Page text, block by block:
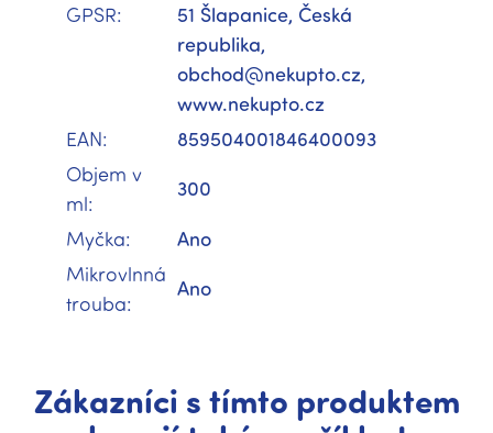
GPSR:
51 Šlapanice, Česká
republika,
obchod@nekupto.cz,
www.nekupto.cz
EAN:
859504001846400093
Objem v
ml:
300
Myčka:
Ano
Mikrovlnná
trouba:
Ano
Zákazníci s tímto produktem